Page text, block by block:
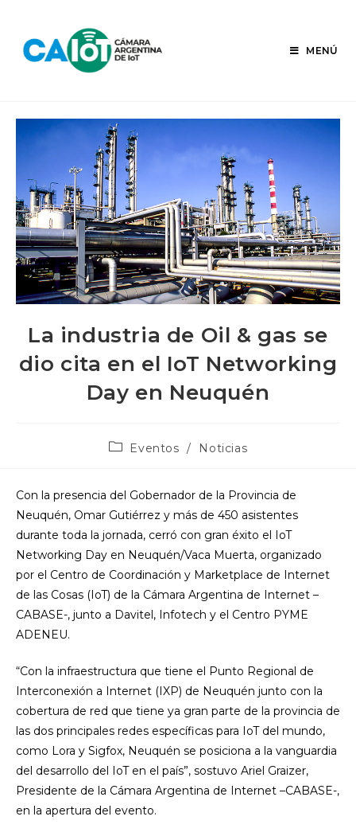
contenido
MENÚ
La industria de Oil & gas se
dio cita en el IoT Networking
Day en Neuquén
Categoría
entrada:
Eventos / Noticias
Con la presencia del Gobernador de la Provincia de
Neuquén, Omar Gutiérrez y más de 450 asistentes
durante toda la jornada, cerró con gran éxito el IoT
Networking Day en Neuquén/Vaca Muerta, organizado
por el Centro de Coordinación y Marketplace de Internet
de las Cosas (IoT) de la Cámara Argentina de Internet –
CABASE-, junto a Davitel, Infotech y el Centro PYME
ADENEU.
“Con la infraestructura que tiene el Punto Regional de
Interconexión a Internet (IXP) de Neuquén junto con la
cobertura de red que tiene ya gran parte de la provincia de
las dos principales redes específicas para IoT del mundo,
como Lora y Sigfox, Neuquén se posiciona a la vanguardia
del desarrollo del IoT en el país”, sostuvo Ariel Graizer,
Presidente de la Cámara Argentina de Internet –CABASE-,
en la apertura del evento.